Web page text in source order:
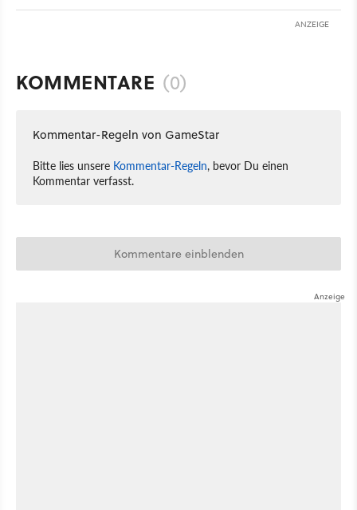
ANZEIGE
KOMMENTARE (0)
Kommentar-Regeln von GameStar
Bitte lies unsere Kommentar-Regeln, bevor Du einen
Kommentar verfasst.
Kommentare einblenden